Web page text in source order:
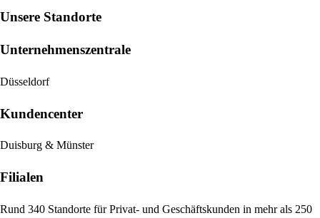
Unsere Standorte
Unternehmenszentrale
Düsseldorf
Kundencenter
Duisburg & Münster
Filialen
Rund 340 Standorte für Privat- und Geschäftskunden in mehr als 250